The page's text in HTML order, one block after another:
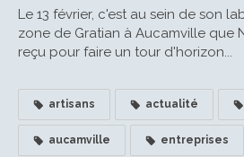
Le 13 février, c'est au sein de son
zone de Gratian à Aucamville que
reçu pour faire un tour d'horizon...
artisans actualité
aucamville entreprises